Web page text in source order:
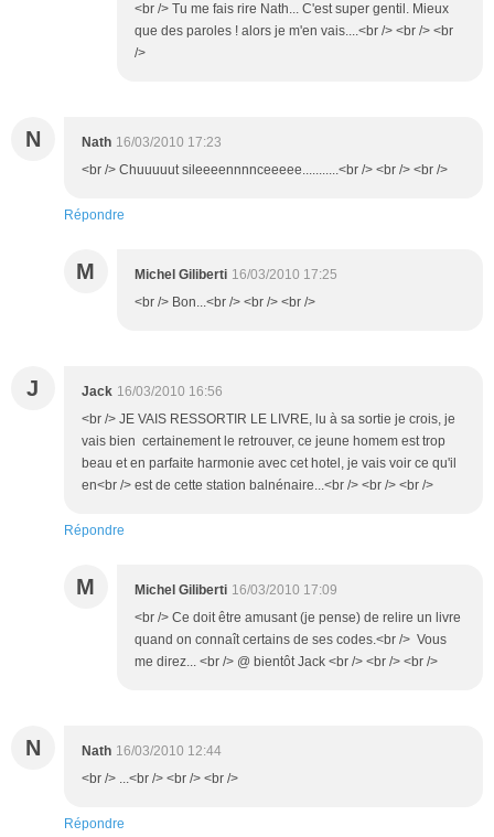
<br /> Tu me fais rire Nath... C'est super gentil. Mieux
que des paroles ! alors je m'en vais....<br /> <br /> <br
/>
N Nath 16/03/2010 17:23
<br /> Chuuuuut sileeeennnnceeeee...........<br /> <br /> <br />
Répondre
M Michel Giliberti 16/03/2010 17:25
<br /> Bon...<br /> <br /> <br />
J Jack 16/03/2010 16:56
<br /> JE VAIS RESSORTIR LE LIVRE, lu à sa sortie je crois, je
vais bien certainement le retrouver, ce jeune homem est trop
beau et en parfaite harmonie avec cet hotel, je vais voir ce qu'il
en<br /> est de cette station balnénaire...<br /> <br /> <br />
Répondre
M Michel Giliberti 16/03/2010 17:09
<br /> Ce doit être amusant (je pense) de relire un livre
quand on connaît certains de ses codes.<br /> Vous
me direz... <br /> @ bientôt Jack <br /> <br /> <br />
N Nath 16/03/2010 12:44
<br /> ...<br /> <br /> <br />
Répondre